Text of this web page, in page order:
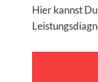
Hier kannst